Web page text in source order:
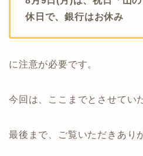
休日で、銀行はお休み
に注意が必要です。
今回は、ここまでとさせてい
最後まで、ご覧いただきあり